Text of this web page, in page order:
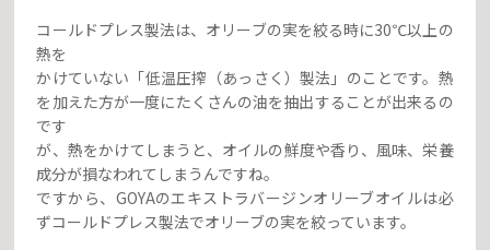
コールドプレス製法は、オリーブの実を絞る時に30℃以上の
熱を
かけていない「低温圧搾（あっさく）製法」のことです。熱
を加えた方が一度にたくさんの油を抽出することが出来るの
です
が、熱をかけてしまうと、オイルの鮮度や香り、風味、栄養
成分が損なわれてしまうんですね。
ですから、GOYAのエキストラバージンオリーブオイルは必
ずコールドプレス製法でオリーブの実を絞っています。